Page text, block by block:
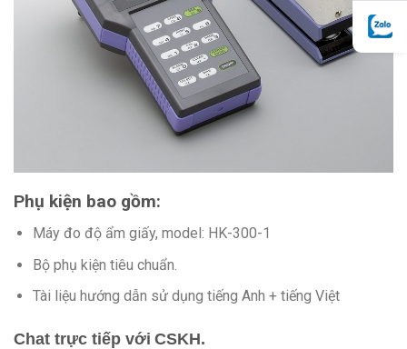
Phụ kiện bao gồm:
Máy đo độ ẩm giấy, model: HK-300-1
Bộ phụ kiện tiêu chuẩn.
Tài liệu hướng dẫn sử dụng tiếng Anh + tiếng Việt
Chat trực tiếp với CSKH.